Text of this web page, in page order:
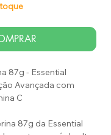
87g - Essential
Avançada com
C
87g da Essential